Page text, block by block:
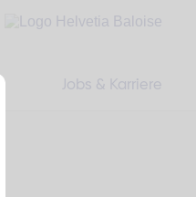
Jobs & Karriere